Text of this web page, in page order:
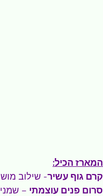
המארז הכיל:
קרם גוף עשיר- שילוב
סרום פנים עוצמתי –